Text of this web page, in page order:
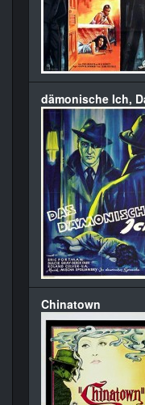
dämonische Ich,
Chinatown